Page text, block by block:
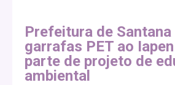
Prefeitura de Santana
garrafas PET ao
parte de projeto de
ambiental